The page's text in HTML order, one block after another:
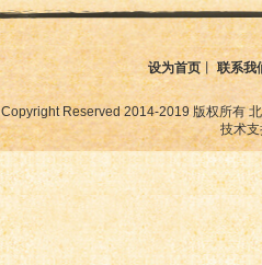
设为首页丨联系我
Copyright Reserved 2014-2019 版权所有
技术